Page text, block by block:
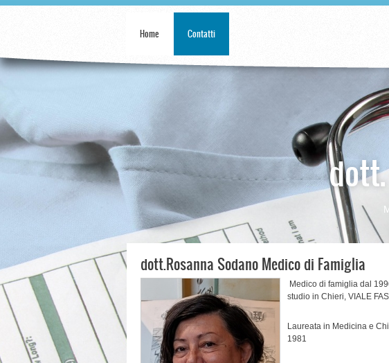
dott.Rosanna Sodano Medico di Famiglia
Medico di famiglia dal
studio in Chieri, VIALE
Laureata in Medicina e
1981
Home Contatti